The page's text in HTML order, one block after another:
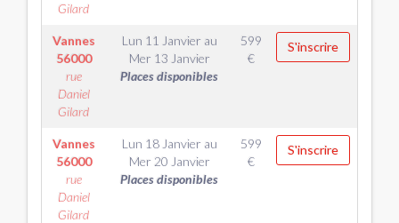
Gilard
Vannes
56000
rue
Daniel
Gilard
Lun 11 Janvier au
Mer 13 Janvier
Places disponibles
599
€
S'inscrire
Vannes
56000
rue
Daniel
Gilard
Lun 18 Janvier au
Mer 20 Janvier
Places disponibles
599
€
S'inscrire